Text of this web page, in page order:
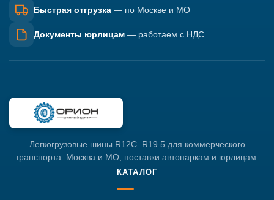
Быстрая отгрузка — по Москве и МО
Документы юрлицам — работаем с НДС
Легкогрузовые шины R12C–R19.5 для коммерческого
транспорта. Москва и МО, поставки автопаркам и юрлицам.
КАТАЛОГ